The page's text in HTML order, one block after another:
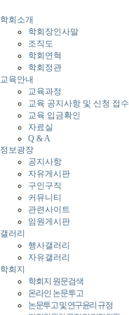
학회소개
학회장인사말
조직도
학회연혁
학회정관
교육안내
교육과정
교육 공지사항 및 신청 접수
교육 입금확인
자료실
Q & A
정보광장
공지사항
자유게시판
구인구직
커뮤니티
관련사이트
임원게시판
갤러리
행사갤러리
자유갤러리
학회지
학회지 원문검색
온라인 논문투고
논문투고 및 연구윤리 규정